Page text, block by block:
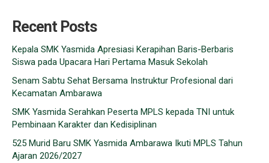
Recent Posts
Kepala SMK Yasmida Apresiasi Kerapihan Baris-Berbaris
Siswa pada Upacara Hari Pertama Masuk Sekolah
Senam Sabtu Sehat Bersama Instruktur Profesional dari
Kecamatan Ambarawa
SMK Yasmida Serahkan Peserta MPLS kepada TNI untuk
Pembinaan Karakter dan Kedisiplinan
525 Murid Baru SMK Yasmida Ambarawa Ikuti MPLS Tahun
Ajaran 2026/2027